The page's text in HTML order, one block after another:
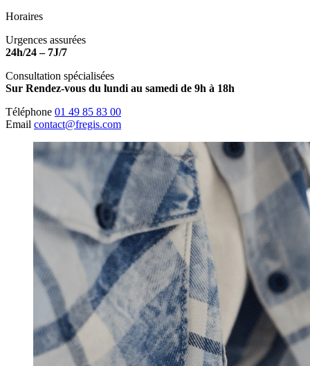
Horaires
Urgences assurées
24h/24 – 7J/7
Consultation spécialisées
Sur Rendez-vous du lundi au samedi de 9h à 18h
Téléphone 01 49 85 83 00
Email contact@fregis.com